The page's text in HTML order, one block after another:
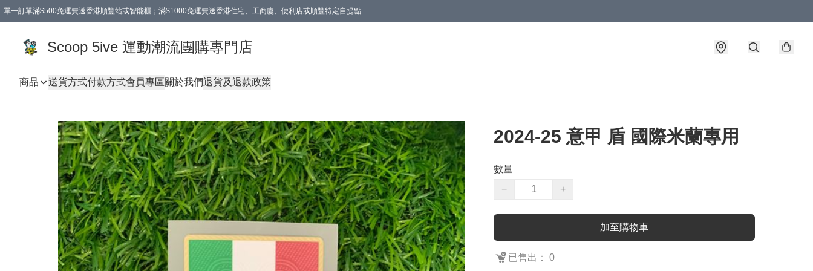
單一訂單滿$500免運費送香港順豐站或智能櫃；滿$1000免運費送香港住宅、工商廈、便利店或順豐特定自提點
Scoop 5ive 運動潮流團購專門店
商品 送貨方式付款方式會員專區關於我們退貨及退款政策
2024-25 意甲 盾 國際米蘭專用
數量
−
+
加至購物車
已售出： 0